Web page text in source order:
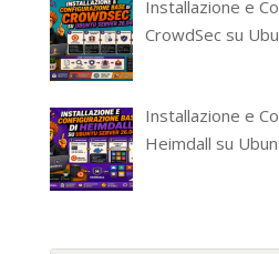
Installazione e
CrowdSec su
Installazione e
Heimdall su